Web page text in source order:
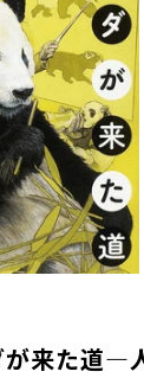
が来た道—